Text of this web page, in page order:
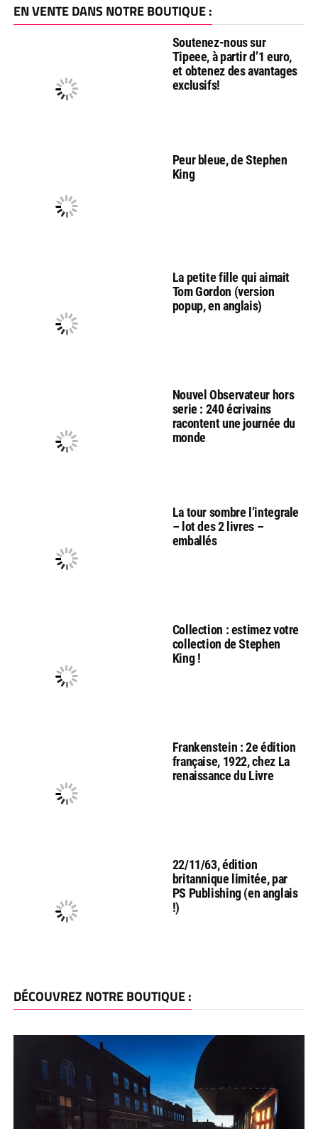
EN VENTE DANS NOTRE BOUTIQUE :
Soutenez-nous sur
Tipeee, à partir d’1 euro,
et obtenez des avantages
exclusifs!
Peur bleue, de Stephen
King
La petite fille qui aimait
Tom Gordon (version
popup, en anglais)
Nouvel Observateur hors
serie : 240 écrivains
racontent une journée du
monde
La tour sombre l’integrale
– lot des 2 livres –
emballés
Collection : estimez votre
collection de Stephen
King !
Frankenstein : 2e édition
française, 1922, chez La
renaissance du Livre
22/11/63, édition
britannique limitée, par
PS Publishing (en anglais
!)
DÉCOUVREZ NOTRE BOUTIQUE :